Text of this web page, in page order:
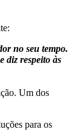
no seu tempo.
diz respeito às
Um dos
para os